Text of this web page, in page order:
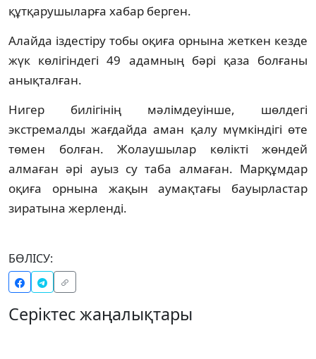
құтқарушыларға хабар берген.
Алайда іздестіру тобы оқиға орнына жеткен кезде
жүк көлігіндегі 49 адамның бәрі қаза болғаны
анықталған.
Нигер билігінің мәлімдеуінше, шөлдегі
экстремалды жағдайда аман қалу мүмкіндігі өте
төмен болған. Жолаушылар көлікті жөндей
алмаған әрі ауыз су таба алмаған. Марқұмдар
оқиға орнына жақын аумақтағы бауырластар
зиратына жерленді.
БӨЛІСУ:
Серіктес жаңалықтары